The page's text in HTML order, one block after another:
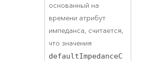
основанный на
времени атрибут
импеданса, считается,
что значения
defaultImpedanceC